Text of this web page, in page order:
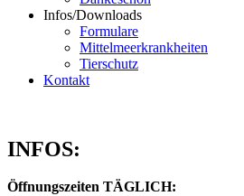
Infos/Downloads
Formulare
Mittelmeerkrankheiten
Tierschutz
Kontakt
INFOS:
Öffnungszeiten TÄGLICH: